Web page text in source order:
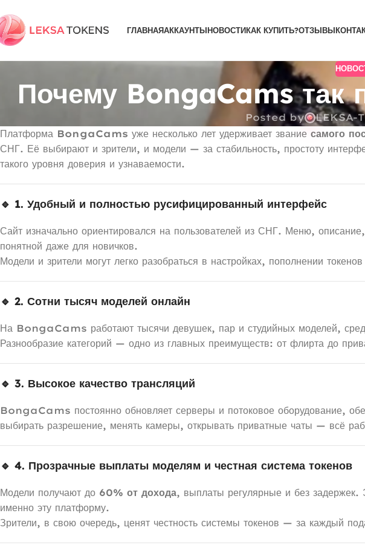
ГЛАВНАЯАККАУНТЫНОВОСТИКАК КУПИТЬ?ОТЗЫВЫ
Почему BongaCams так
Posted by LEKSA-
Платформа BongaCams уже несколько лет удерживает звание самого
СНГ. Её выбирают и зрители, и модели — за стабильность, простоту
такого уровня доверия и узнаваемости.
🔹 1. Удобный и полностью русифицированный интерфейс
Сайт изначально ориентировался на пользователей из СНГ. Меню,
понятной даже для новичков.
Модели и зрители могут легко разобраться в настройках, пополнении
🔹 2. Сотни тысяч моделей онлайн
На BongaCams работают тысячи девушек, пар и студийных моделей,
Разнообразие категорий — одно из главных преимуществ: от флирта до
🔹 3. Высокое качество трансляций
BongaCams постоянно обновляет серверы и потоковое оборудование,
выбирать разрешение, менять камеры, открывать приватные чаты — всё
🔹 4. Прозрачные выплаты моделям и честная система токенов
Модели получают до 60% от дохода, выплаты регулярные и без задержек.
именно эту платформу.
Зрители, в свою очередь, ценят честность системы токенов — за каждый